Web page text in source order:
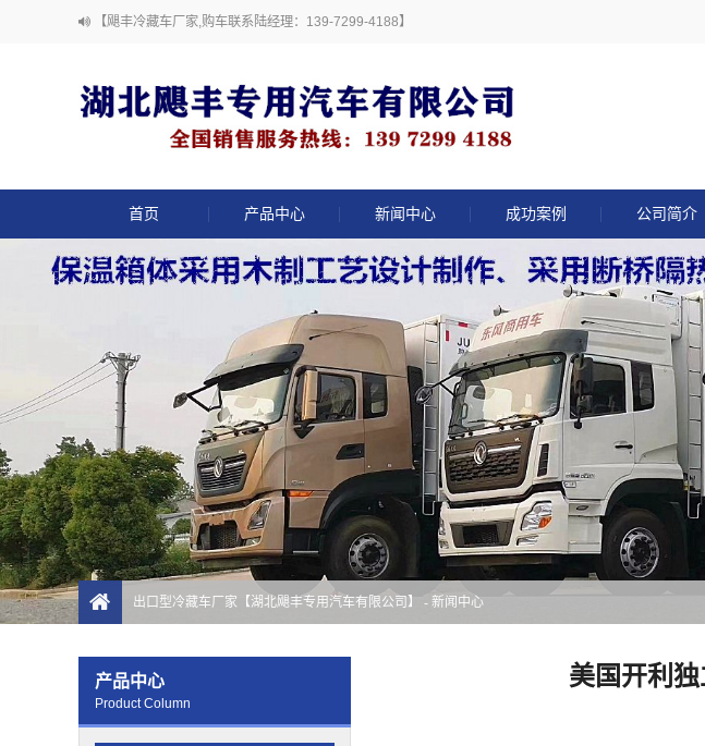
【飓丰冷藏车厂家,购车联系陆经理：139-7299-4188】
首页 产品中心 新闻中心 成功案例 公司简介
出口型冷藏车厂家【湖北飓丰专用汽车有限公司】 - 新闻中心
产品中心
Product Column
美国开利